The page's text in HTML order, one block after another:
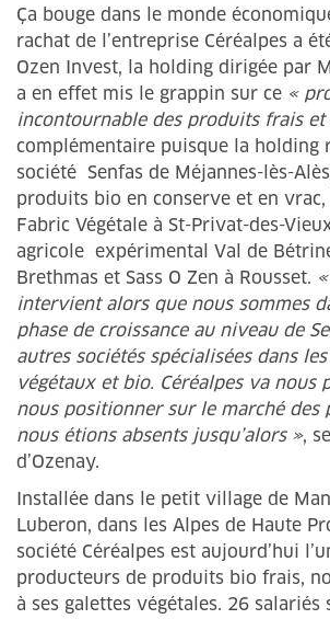
Ça bouge dans le monde
rachat de l’entreprise Céréalpes a
Ozen Invest, la ­holding dirigée par
a en effet mis le grappin sur ce «
incontournable des produits frais
complémentaire puisque la holding
société ­ Senfas de Méjannes-lès-
produits bio en conserve et en
Fabric Végétale à St-Privat-des-
agricole ­ expérimental Val de
Brethmas et Sass O Zen à Rousset.
intervient alors que nous sommes
phase de croissance au niveau de
autres sociétés spécialisées dans
végétaux et bio. Céréalpes va nous
nous positionner sur le marché des
nous étions absents jusqu’alors »,
d’­Ozenay. ­
Installée dans le petit village de
Luberon, dans les Alpes de Haute
société Céréalpes est aujourd’hui
producteurs de produits bio frais,
à ses galettes végétales. 26 salariés